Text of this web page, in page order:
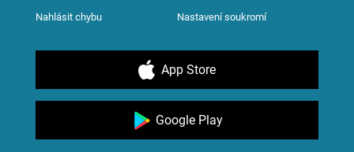
Nahlásit chybu Nastavení soukromí
App Store
Google Play